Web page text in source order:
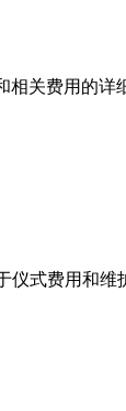
关费用的详
式费用和维